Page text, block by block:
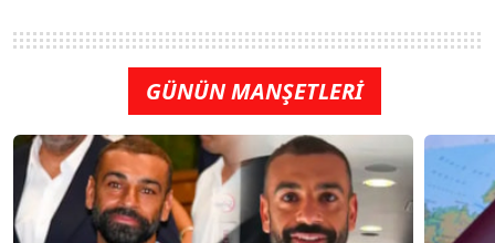
GÜNÜN MANŞETLERİ